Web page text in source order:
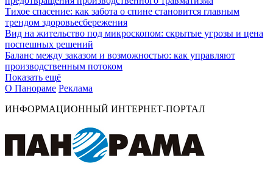
Тихое спасение: как забота о спине становится главным
трендом здоровьесбережения
Вид на жительство под микроскопом: скрытые угрозы и цена
поспешных решений
Баланс между заказом и возможностью: как управляют
производственным потоком
Показать ещё
О Панораме Реклама
ИНФОРМАЦИОННЫЙ ИНТЕРНЕТ-ПОРТАЛ